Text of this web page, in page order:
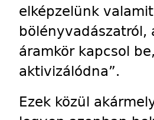
elképzelünk
bölényvadászatról,
áramkör kapcsol
aktivizálódna”.
Ezek közül